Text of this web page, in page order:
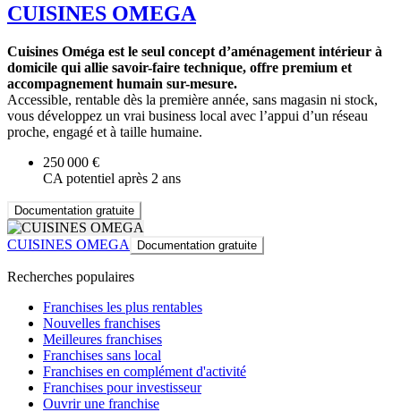
CUISINES OMEGA
Cuisines Oméga est le seul concept d’aménagement intérieur à
domicile qui allie savoir-faire technique, offre premium et
accompagnement humain sur-mesure.
Accessible, rentable dès la première année, sans magasin ni stock,
vous développez un vrai business local avec l’appui d’un réseau
proche, engagé et à taille humaine.
250 000 €
CA potentiel après 2 ans
Documentation gratuite
CUISINES OMEGA Documentation gratuite
Recherches populaires
Franchises les plus rentables
Nouvelles franchises
Meilleures franchises
Franchises sans local
Franchises en complément d'activité
Franchises pour investisseur
Ouvrir une franchise